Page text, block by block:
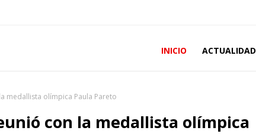
INICIO ACTUALIDAD
medallista olímpica Paula Pareto
con la medallista olímpica